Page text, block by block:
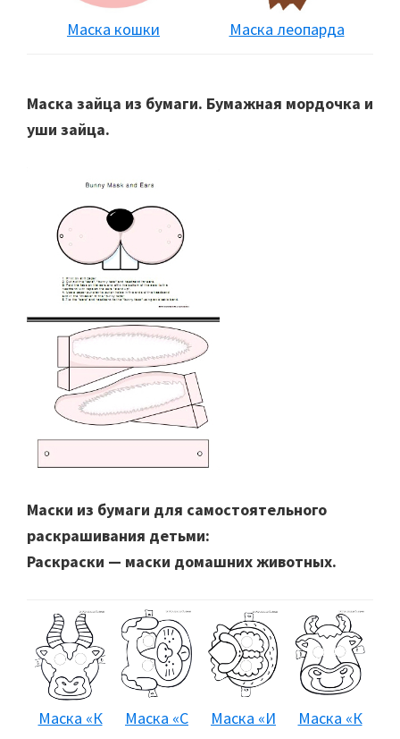
Маска кошки Маска леопарда
Маска зайца из бумаги. Бумажная мордочка и
уши зайца.
Маски из бумаги для самостоятельного
раскрашивания детьми:
Раскраски — маски домашних животных.
Маска «К
Маска «С
Маска «И
Маска «К